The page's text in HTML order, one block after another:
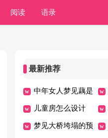
阅读 语录
最新推荐
中年女人梦见藕是
什么意思
儿童房怎么设计
梦见大桥垮塌的预